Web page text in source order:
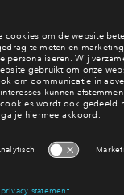
jouw
Meld je dan
hoogte van het